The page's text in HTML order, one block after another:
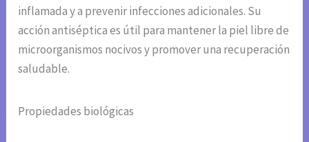
inflamada y a prevenir infecciones adicionales. Su
acción antiséptica es útil para mantener la piel libre de
microorganismos nocivos y promover una recuperación
saludable.
Propiedades biológicas